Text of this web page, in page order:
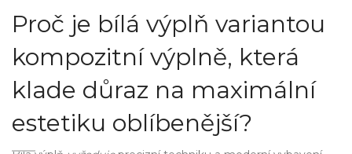
Proč je bílá výplň variantou
kompozitní výplně, která
klade důraz na maximální
estetiku oblíbenější?